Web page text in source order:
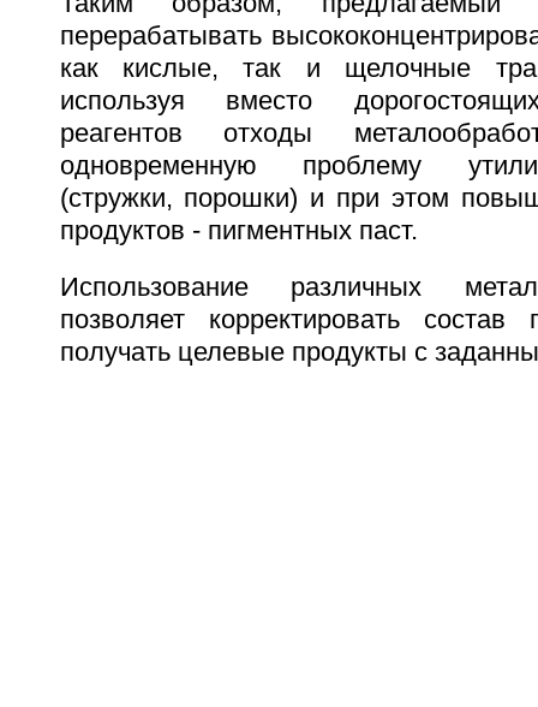
перерабатывать
как кислые, так и щелочные
используя вместо
реагентов отходы
одновременную проблему
(стружки, порошки) и при этом
продуктов - пигментных паст.
Использование различных
позволяет корректировать
получать целевые продукты с